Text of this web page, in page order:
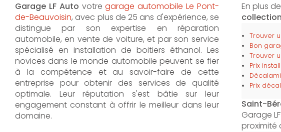
Garage LF Auto votregarage automobile Le Pont-
de-Beauvoisin, avec plus de 25 ans d'expérience, se
distingue par son expertise en réparation
automobile, en vente de voiture, et par son service
spécialisé en installation de boitiers éthanol. Les
novices dans le monde automobile peuvent se fier
à la compétence et au savoir-faire de cette
entreprise pour obtenir des services de qualité
optimale. Leur réputation s'est bâtie sur leur
engagement constant à offrir le meilleur dans leur
domaine.
En plus
Trouver
Bon
Trouver
Prix
Prix
Saint-
Garage
proximité